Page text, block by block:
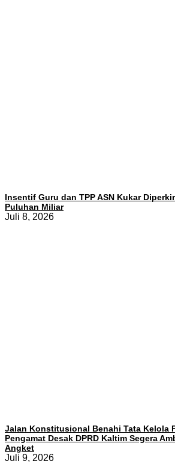
Insentif Guru dan TPP ASN Kukar
Puluhan Miliar
Juli 8, 2026
Jalan Konstitusional Benahi Tata Kelola
Pengamat Desak DPRD Kaltim Segera
Angket
Juli 9, 2026